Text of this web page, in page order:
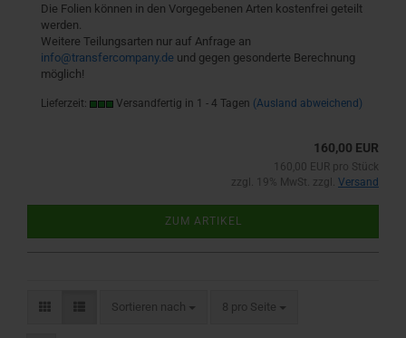
Die Folien können in den Vorgegebenen Arten kostenfrei geteilt
werden.
Weitere Teilungsarten nur auf Anfrage an
info@transfercompany.de und gegen gesonderte Berechnung
möglich!
Lieferzeit: Versandfertig in 1 - 4 Tagen (Ausland abweichend)
160,00 EUR
160,00 EUR pro Stück
zzgl. 19% MwSt. zzgl. Versand
ZUM ARTIKEL
Sortieren nach
Sortieren nach 8 pro Seite
pro Seite